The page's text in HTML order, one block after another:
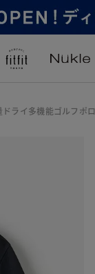
ドライ多機能ゴルフポロ